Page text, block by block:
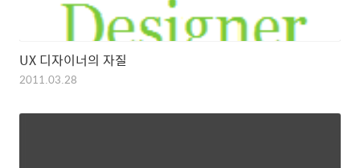
UX 디자이너의 자질
2011.03.28